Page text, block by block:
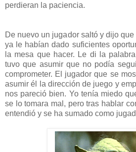
perdieran la paciencia.
De nuevo un jugador saltó y dijo
ya le habían dado suficientes
la mesa que hacer. Le di la
tuvo que asumir que no podía
comprometer. El jugador que se
asumir él la dirección de juego y
nos pareció bien. Yo tenía miedo
se lo tomara mal, pero tras hablar
entendió y se ha sumado como